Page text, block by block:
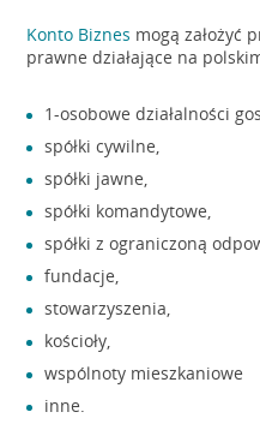
Konto Biznes mogą założyć
prawne działające na
1-osobowe działalności
spółki cywilne,
spółki jawne,
spółki komandytowe,
spółki z ograniczoną
fundacje,
stowarzyszenia,
kościoły,
wspólnoty mieszkaniowe
inne.